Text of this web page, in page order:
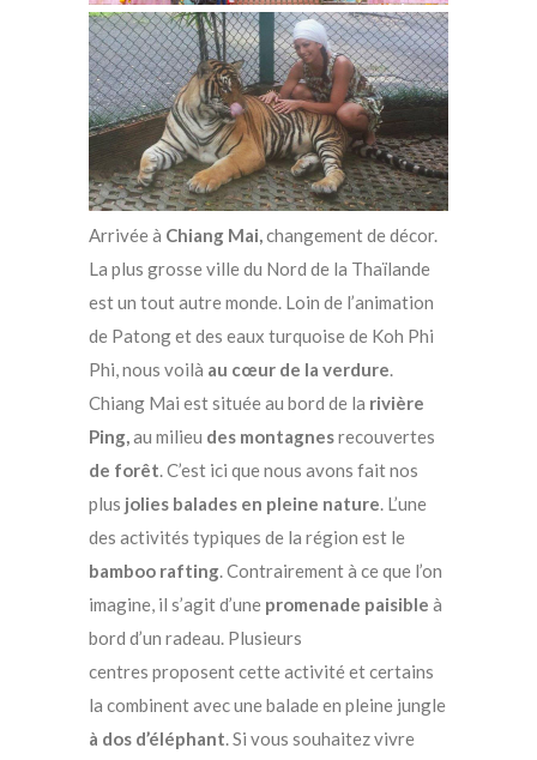
Arrivée à Chiang Mai,changement de décor.
La plus grosse ville du Nord de la Thaïlande
est un tout autre monde. Loin de l’animation
de Patong et des eaux turquoise de Koh Phi
Phi, nous voilà au cœur de la verdure.
Chiang Mai est située au bord de la rivière
Ping,au milieu des montagnesrecouvertes
de forêt. C’est ici que nous avons fait nos
plus jolies balades en pleine nature. L’une
des activités typiques de la région est le
bamboo rafting. Contrairement à ce que l’on
imagine, il s’agit d’une promenade paisible à
bord d’un radeau. Plusieurs
centres proposent cette activité et certains
la combinent avec une balade en pleine jungle
à dos d’éléphant. Si vous souhaitez vivre